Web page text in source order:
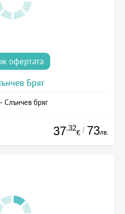
офертата
Бряг
Слънчев бряг
37.32
€ / 73лв.